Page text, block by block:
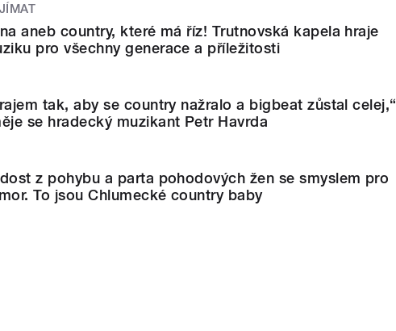
aneb country, které má říz! Trutnovská kapela hraje
pro všechny generace a příležitosti
tak, aby se country nažralo a bigbeat zůstal celej,“
se hradecký muzikant Petr Havrda
z pohybu a parta pohodových žen se smyslem pro
To jsou Chlumecké country baby